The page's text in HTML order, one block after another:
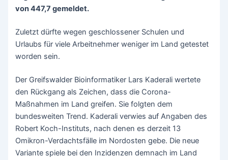
von 447,7 gemeldet.
Zuletzt dürfte wegen geschlossener Schulen und
Urlaubs für viele Arbeitnehmer weniger im Land getestet
worden sein.
Der Greifswalder Bioinformatiker Lars Kaderali wertete
den Rückgang als Zeichen, dass die Corona-
Maßnahmen im Land greifen. Sie folgten dem
bundesweiten Trend. Kaderali verwies auf Angaben des
Robert Koch-Instituts, nach denen es derzeit 13
Omikron-Verdachtsfälle im Nordosten gebe. Die neue
Variante spiele bei den Inzidenzen demnach im Land